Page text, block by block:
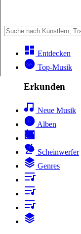
Entdecken
Top-Musik
Erkunden
Neue Musik
Alben
Scheinwerfer
Genres